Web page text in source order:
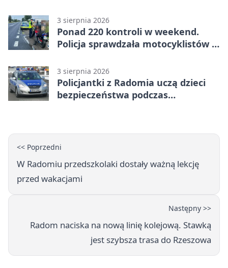
3 sierpnia 2026
Ponad 220 kontroli w weekend.
Policja sprawdzała motocyklistów w
3 sierpnia 2026
Policjantki z Radomia uczą dzieci
bezpieczeństwa podczas
<< Poprzedni
W Radomiu przedszkolaki dostały ważną lekcję
przed wakacjami
Następny >>
Radom naciska na nową linię kolejową. Stawką
jest szybsza trasa do Rzeszowa